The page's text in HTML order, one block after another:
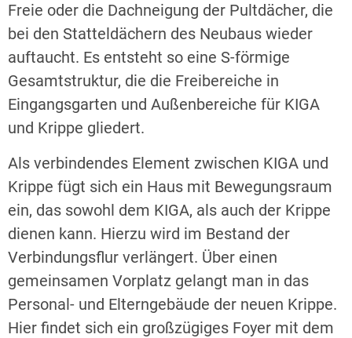
Freie oder die Dachneigung der Pultdächer, die
bei den Statteldächern des Neubaus wieder
auftaucht. Es entsteht so eine S-förmige
Gesamtstruktur, die die Freibereiche in
Eingangsgarten und Außenbereiche für KIGA
und Krippe gliedert.
Als verbindendes Element zwischen KIGA und
Krippe fügt sich ein Haus mit Bewegungsraum
ein, das sowohl dem KIGA, als auch der Krippe
dienen kann. Hierzu wird im Bestand der
Verbindungsflur verlängert. Über einen
gemeinsamen Vorplatz gelangt man in das
Personal- und Elterngebäude der neuen Krippe.
Hier findet sich ein großzügiges Foyer mit dem